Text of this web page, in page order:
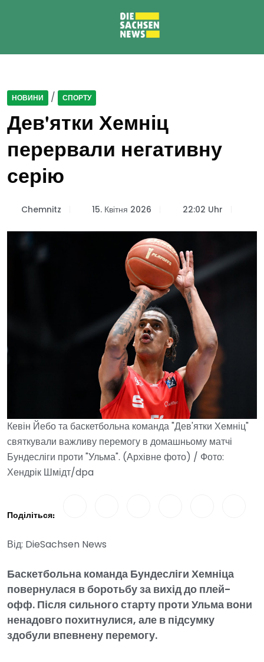
НОВИНИ / СПОРТУ
Дев'ятки Хемніц
перервали негативну
серію
Chemnitz 15. Квітня 2026 22:02 Uhr
Кевін Йебо та баскетбольна команда "Дев'ятки Хемніц"
святкували важливу перемогу в домашньому матчі
Бундесліги проти "Ульма". (Архівне фото) / Фото:
Хендрік Шмідт/dpa
Поділіться:
Від: DieSachsen News
Баскетбольна команда Бундесліги Хемніца
повернулася в боротьбу за вихід до плей-
офф. Після сильного старту проти Ульма вони
ненадовго похитнулися, але в підсумку
здобули впевнену перемогу.